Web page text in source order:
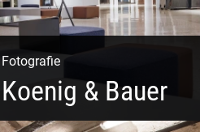
Fotografie
Koenig & Bauer